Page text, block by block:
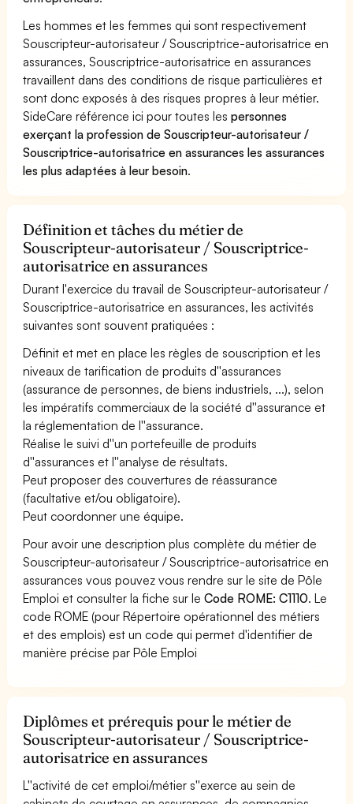
Les hommes et les femmes qui sont respectivement
Souscripteur-autorisateur / Souscriptrice-autorisatrice en
assurances, Souscriptrice-autorisatrice en assurances
travaillent dans des conditions de risque particulières et
sont donc exposés à des risques propres à leur métier.
SideCare référence ici pour toutes lespersonnes
exerçant la profession de Souscripteur-autorisateur /
Souscriptrice-autorisatrice en assurances les assurances
les plus adaptées à leur besoin.
Définition et tâches du métier de
Souscripteur-autorisateur / Souscriptrice-
autorisatrice en assurances
Durant l'exercice du travail de Souscripteur-autorisateur /
Souscriptrice-autorisatrice en assurances, les activités
suivantes sont souvent pratiquées :
Définit et met en place les règles de souscription et les
niveaux de tarification de produits d''assurances
(assurance de personnes, de biens industriels, ...), selon
les impératifs commerciaux de la société d''assurance et
la réglementation de l''assurance.
Réalise le suivi d''un portefeuille de produits
d''assurances et l''analyse de résultats.
Peut proposer des couvertures de réassurance
(facultative et/ou obligatoire).
Peut coordonner une équipe.
Pour avoir une description plus complète du métier de
Souscripteur-autorisateur / Souscriptrice-autorisatrice en
assurances vous pouvez vous rendre sur le site de Pôle
Emploi et consulter la fiche sur leCode ROME: C1110. Le
code ROME (pour Répertoire opérationnel des métiers
et des emplois) est un code qui permet d'identifier de
manière précise par Pôle Emploi
Diplômes et prérequis pour le métier de
Souscripteur-autorisateur / Souscriptrice-
autorisatrice en assurances
L''activité de cet emploi/métier s''exerce au sein de